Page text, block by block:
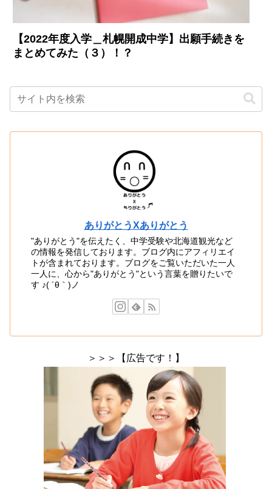
【2022年度入学＿札幌開成中学】出願手続きを
まとめてみた（３）！？
ありがとうXありがとう
"ありがとう"を伝えたく、中学受験や北海道観光など
の情報を発信しております。ブログ内にアフィリエイ
トが含まれております。ブログをご覧いただいた一人
一人に、心から"ありがとう"という言葉を贈りたいで
す ♪( ´θ｀)ノ
＞＞＞【広告です！】